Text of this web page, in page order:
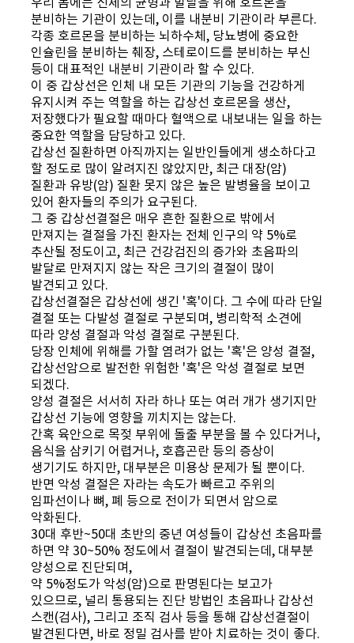
분비하는 기관이 있는데, 이를 내분비 기관이라 부른다.
각종 호르몬을 분비하는 뇌하수체, 당뇨병에 중요한
인슐린을 분비하는 췌장, 스테로이드를 분비하는 부신
등이 대표적인 내분비 기관이라 할 수 있다.
이 중 갑상선은 인체 내 모든 기관의 기능을 건강하게
유지시켜 주는 역할을 하는 갑상선 호르몬을 생산,
저장했다가 필요할 때마다 혈액으로 내보내는 일을 하는
중요한 역할을 담당하고 있다.
갑상선 질환하면 아직까지는 일반인들에게 생소하다고
할 정도로 많이 알려지진 않았지만, 최근 대장(암)
질환과 유방(암) 질환 못지 않은 높은 발병율을 보이고
있어 환자들의 주의가 요구된다.
그 중 갑상선결절은 매우 흔한 질환으로 밖에서
만져지는 결절을 가진 환자는 전체 인구의 약 5%로
추산될 정도이고, 최근 건강검진의 증가와 초음파의
발달로 만져지지 않는 작은 크기의 결절이 많이
발견되고 있다.
갑상선결절은 갑상선에 생긴 '혹'이다. 그 수에 따라 단일
결절 또는 다발성 결절로 구분되며, 병리학적 소견에
따라 양성 결절과 악성 결절로 구분된다.
당장 인체에 위해를 가할 염려가 없는 '혹'은 양성 결절,
갑상선암으로 발전한 위험한 '혹'은 악성 결절로 보면
되겠다.
양성 결절은 서서히 자라 하나 또는 여러 개가 생기지만
갑상선 기능에 영향을 끼치지는 않는다.
간혹 육안으로 목젖 부위에 돌출 부분을 볼 수 있다거나,
음식을 삼키기 어렵거나, 호흡곤란 등의 증상이
생기기도 하지만, 대부분은 미용상 문제가 될 뿐이다.
반면 악성 결절은 자라는 속도가 빠르고 주위의
임파선이나 뼈, 폐 등으로 전이가 되면서 암으로
악화된다.
30대 후반~50대 초반의 중년 여성들이 갑상선 초음파를
하면 약 30~50% 정도에서 결절이 발견되는데, 대부분
양성으로 진단되며,
약 5%정도가 악성(암)으로 판명된다는 보고가
있으므로, 널리 통용되는 진단 방법인 초음파나 갑상선
스캔(검사), 그리고 조직 검사 등을 통해 갑상선결절이
발견된다면, 바로 정밀 검사를 받아 치료하는 것이 좋다.